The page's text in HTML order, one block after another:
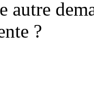
autre
?